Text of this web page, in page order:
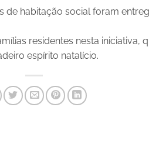
habitação social foram
residentes nesta iniciativa,
espírito natalício.